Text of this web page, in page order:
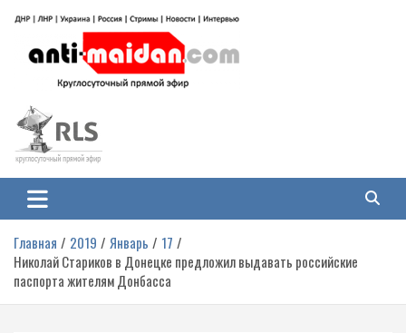
содержимому
Антимайдан: Гражданская война
на Украине
гражданской войне на Украине, включая события в Новороссии, ДНР,
ЛНР и других регионах.
Главная 2019 Январь
17
Николай Стариков в Донецке предложил выдавать российские
паспорта жителям Донбасса